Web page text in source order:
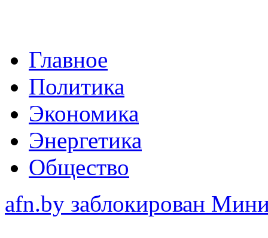
Главное
Политика
Экономика
Энергетика
Общество
afn.by заблокирован